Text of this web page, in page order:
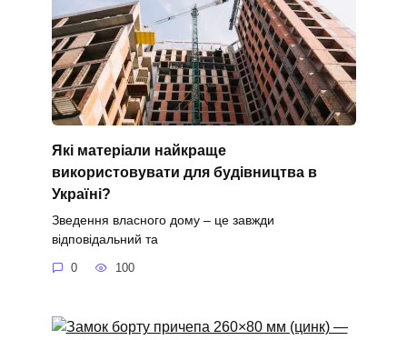
Які матеріали найкраще
використовувати для будівництва в
Україні?
Зведення власного дому – це завжди
відповідальний та
0 100